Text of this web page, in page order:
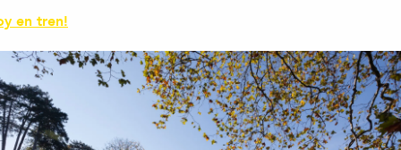
en tren!